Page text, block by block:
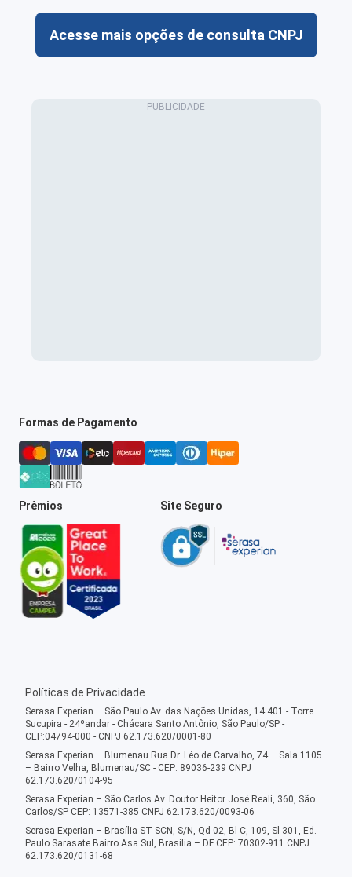
Acesse mais opções de consulta CNPJ
Formas de Pagamento
Prêmios Site Seguro
Políticas de Privacidade
Serasa Experian – São Paulo Av. das Nações Unidas, 14.401 - Torre
Sucupira - 24ºandar - Chácara Santo Antônio, São Paulo/SP -
CEP:04794-000 - CNPJ 62.173.620/0001-80
Serasa Experian – Blumenau Rua Dr. Léo de Carvalho, 74 – Sala 1105
– Bairro Velha, Blumenau/SC - CEP: 89036-239 CNPJ
62.173.620/0104-95
Serasa Experian – São Carlos Av. Doutor Heitor José Reali, 360, São
Carlos/SP CEP: 13571-385 CNPJ 62.173.620/0093-06
Serasa Experian – Brasília ST SCN, S/N, Qd 02, Bl C, 109, Sl 301, Ed.
Paulo Sarasate Bairro Asa Sul, Brasília – DF CEP: 70302-911 CNPJ
62.173.620/0131-68